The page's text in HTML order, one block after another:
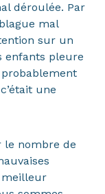
déroulée. Par
mal
sur un
enfants pleure
une
le nombre de
meilleur